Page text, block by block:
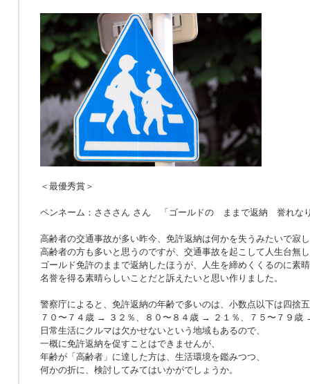
＜最優秀賞＞
ペンネーム：さささん さん 「ゴールドの ままで返納 誉れな
高齢者の交通事故が多い昨今、免許返納は何かを失うみたいで寂
高齢者の方も多いと思うのですが、交通事故を起こして人生台無
ゴールド免許のままで返納したほうが、人生を締めくくるのに素
名誉を得る素晴らしいことだと訴えたいと思い作りました。
警察庁によると、免許返納の年齢で多いのは、小数点以下は四捨
７０〜７４歳 → ３２％、８０〜８４歳 → ２１％、７５〜７９歳
日常生活にクルマは欠かせないという地域もあるので、
一概に免許返納を促すことはできませんが、
年齢が「高齢者」に達した方は、生活環境を鑑みつつ、
何かの折に、検討してみてはいかがでしょうか。